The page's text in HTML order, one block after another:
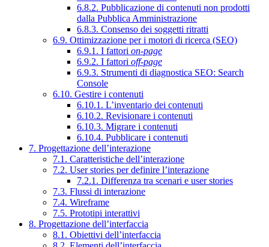
6.8.2. Pubblicazione di contenuti non prodotti
dalla Pubblica Amministrazione
6.8.3. Consenso dei soggetti ritratti
6.9. Ottimizzazione per i motori di ricerca (SEO)
6.9.1. I fattori on-page
6.9.2. I fattori off-page
6.9.3. Strumenti di diagnostica SEO: Search
Console
6.10. Gestire i contenuti
6.10.1. L’inventario dei contenuti
6.10.2. Revisionare i contenuti
6.10.3. Migrare i contenuti
6.10.4. Pubblicare i contenuti
7. Progettazione dell’interazione
7.1. Caratteristiche dell’interazione
7.2. User stories per definire l’interazione
7.2.1. Differenza tra scenari e user stories
7.3. Flussi di interazione
7.4. Wireframe
7.5. Prototipi interattivi
8. Progettazione dell’interfaccia
8.1. Obiettivi dell’interfaccia